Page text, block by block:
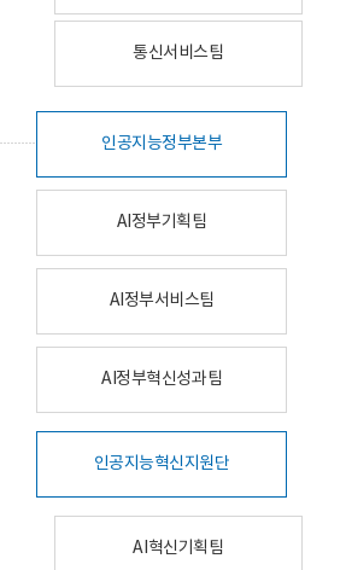
통신서비스팀
인공지능정부본부
AI정부기획팀
AI정부서비스팀
AI정부혁신성과팀
인공지능혁신지원단
AI혁신기획팀